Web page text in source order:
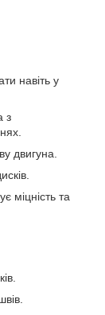
навіть у
з
двигуна.
міцність та